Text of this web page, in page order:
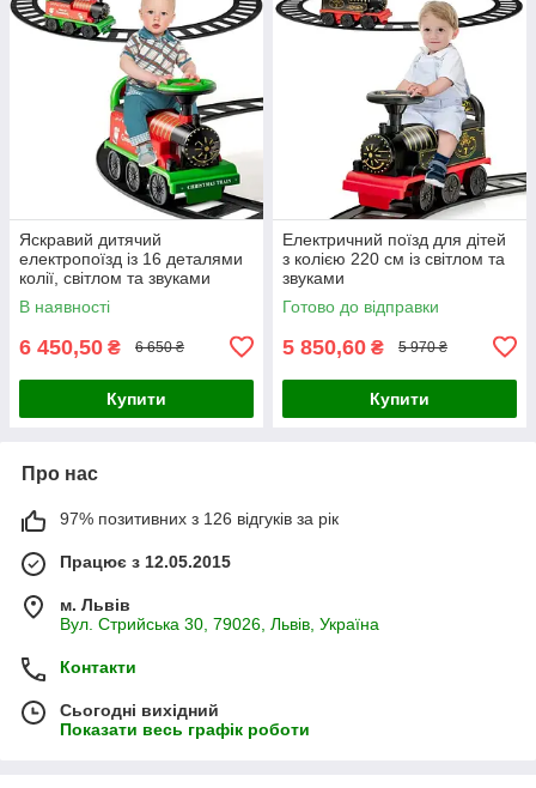
Яскравий дитячий
електропоїзд із 16 деталями
колії, світлом та звуками
В наявності
6 450,50 ₴ 6 650 ₴
Купити
Електричний поїзд для дітей
з колією 220 см із світлом та
звуками
Готово до відправки
5 850,60 ₴ 5 970 ₴
Купити
Про нас
97% позитивних з 126 відгуків за рік
Працює з 12.05.2015
м. Львів
Вул. Стрийська 30, 79026, Львів, Україна
Контакти
Сьогодні вихідний
Показати весь графік роботи